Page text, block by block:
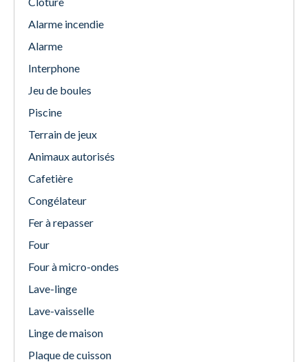
Alarme incendie
Alarme
Interphone
Jeu de boules
Piscine
Terrain de jeux
Animaux autorisés
Cafetière
Congélateur
Fer à repasser
Four
Four à micro-ondes
Lave-linge
Lave-vaisselle
Linge de maison
Plaque de cuisson